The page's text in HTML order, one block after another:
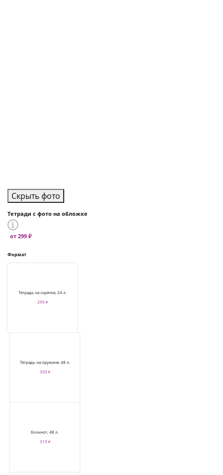
Скрыть фото
Тетради с фото на обложке
от 299 ₽
Формат
Тетрадь на скрепке, 24 л.
299 ₽
Тетрадь на пружине, 48 л.
350 ₽
блокнот, 48 л.
319 ₽